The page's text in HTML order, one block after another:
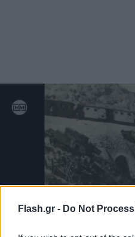
Flash.gr - Do Not